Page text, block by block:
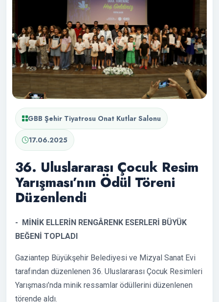
GBB Şehir Tiyatrosu Onat Kutlar Salonu
17.06.2025
36. Uluslararası Çocuk Resim
Yarışması’nın Ödül Töreni
Düzenlendi
- MİNİK ELLERİN RENGÂRENK ESERLERİ BÜYÜK
BEĞENİ TOPLADI
Gaziantep Büyükşehir Belediyesi ve Mizyal Sanat Evi
tarafından düzenlenen 36. Uluslararası Çocuk Resimleri
Yarışması’nda minik ressamlar ödüllerini düzenlenen
törende aldı.